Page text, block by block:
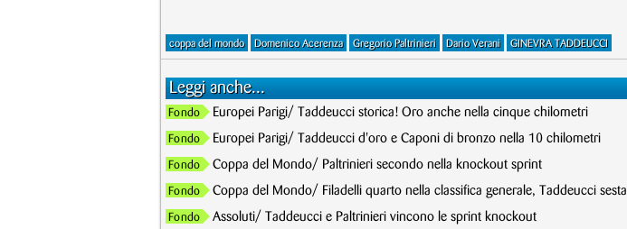
coppa del mondo Domenico Acerenza Gregorio Paltrinieri Dario Verani GINEVRA TADDEUCCI
Leggi anche...
Fondo Europei Parigi/ Taddeucci storica! Oro anche nella cinque chilometri
Fondo Europei Parigi/ Taddeucci d'oro e Caponi di bronzo nella 10 chilometri
Fondo Coppa del Mondo/ Paltrinieri secondo nella knockout sprint
Fondo Coppa del Mondo/ Filadelli quarto nella classifica generale, Taddeucci sesta
Fondo Assoluti/ Taddeucci e Paltrinieri vincono le sprint knockout